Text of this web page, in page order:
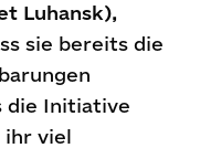
Luhansk),
sie bereits die
die Initiative
ihr viel